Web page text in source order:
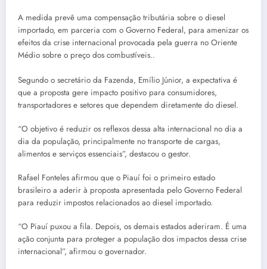
A medida prevê uma compensação tributária sobre o diesel
importado, em parceria com o Governo Federal, para amenizar os
efeitos da crise internacional provocada pela guerra no Oriente
Médio sobre o preço dos combustíveis..
Segundo o secretário da Fazenda, Emílio Júnior, a expectativa é
que a proposta gere impacto positivo para consumidores,
transportadores e setores que dependem diretamente do diesel.
“O objetivo é reduzir os reflexos dessa alta internacional no dia a
dia da população, principalmente no transporte de cargas,
alimentos e serviços essenciais”, destacou o gestor.
Rafael Fonteles afirmou que o Piauí foi o primeiro estado
brasileiro a aderir à proposta apresentada pelo Governo Federal
para reduzir impostos relacionados ao diesel importado.
“O Piauí puxou a fila. Depois, os demais estados aderiram. É uma
ação conjunta para proteger a população dos impactos dessa crise
internacional”, afirmou o governador.